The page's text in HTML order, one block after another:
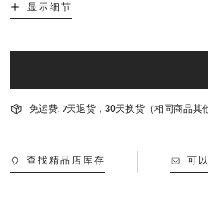
显示细节
免运费, 7天退货，30天换货（相同商品其
查找精品店库存 可